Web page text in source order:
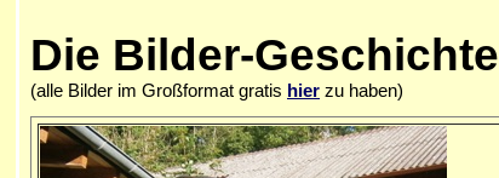
Die Bilder-Geschichte
(alle Bilder im Großformat gratis hier zu haben)